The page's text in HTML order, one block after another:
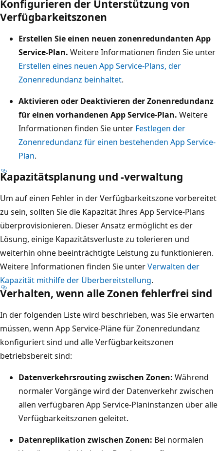
Konfigurieren der Unterstützung von
Verfügbarkeitszonen
Erstellen Sie einen neuen zonenredundanten App
Service-Plan. Weitere Informationen finden Sie unter
Erstellen eines neuen App Service-Plans, der
Zonenredundanz beinhaltet.
Aktivieren oder Deaktivieren der Zonenredundanz
für einen vorhandenen App Service-Plan. Weitere
Informationen finden Sie unter Festlegen der
Zonenredundanz für einen bestehenden App Service-
Plan.
Kapazitätsplanung und -verwaltung
Um auf einen Fehler in der Verfügbarkeitszone vorbereitet
zu sein, sollten Sie die Kapazität Ihres App Service-Plans
überprovisionieren. Dieser Ansatz ermöglicht es der
Lösung, einige Kapazitätsverluste zu tolerieren und
weiterhin ohne beeinträchtigte Leistung zu funktionieren.
Weitere Informationen finden Sie unterVerwalten der
Kapazität mithilfe der Überbereitstellung.
Verhalten, wenn alle Zonen fehlerfrei sind
In der folgenden Liste wird beschrieben, was Sie erwarten
müssen, wenn App Service-Pläne für Zonenredundanz
konfiguriert sind und alle Verfügbarkeitszonen
betriebsbereit sind:
Datenverkehrsrouting zwischen Zonen: Während
normaler Vorgänge wird der Datenverkehr zwischen
allen verfügbaren App Service-Planinstanzen über alle
Verfügbarkeitszonen geleitet.
Datenreplikation zwischen Zonen: Bei normalen